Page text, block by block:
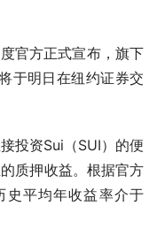
官方正式宣布，旗下
于明日在纽约证券交
投资Sui（SUI）的便
质押收益。根据官方
史平均年收益率介于